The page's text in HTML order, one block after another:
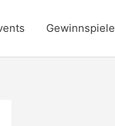
Gewinnspiele